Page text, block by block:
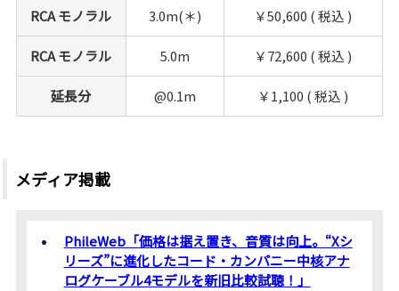
RCA モノラル 3.0m(＊) ￥50,600 ( 税込 )
RCA モノラル 5.0m ￥72,600 ( 税込 )
延長分 @0.1m ￥1,100 ( 税込 )
メディア掲載
PhileWeb「価格は据え置き、音質は向上。“Xシ
リーズ”に進化したコード・カンパニー中核アナ
ログケーブル4モデルを新旧比較試聴！」